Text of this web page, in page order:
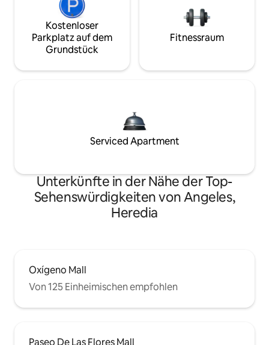
Kostenloser
Parkplatz auf dem
Grundstück
Fitnessraum
Serviced Apartment
Unterkünfte in der Nähe der Top-
Sehenswürdigkeiten von Angeles,
Heredia
Oxígeno Mall
Von 125 Einheimischen empfohlen
Paseo De Las Flores Mall